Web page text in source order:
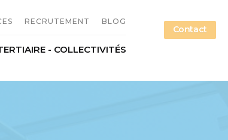
RECRUTEMENT
Candidature spontanée
BLOG
- COLLECTIVITÉS
Contact